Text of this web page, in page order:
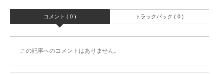
コメント ( 0 ) トラックバック ( 0 )
この記事へのコメントはありません。